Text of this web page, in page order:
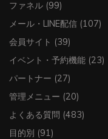
ファネル (99)
メール・LINE配信 (107)
会員サイト (39)
イベント・予約機能 (23)
パートナー (27)
管理メニュー (20)
よくある質問 (483)
目的別 (91)